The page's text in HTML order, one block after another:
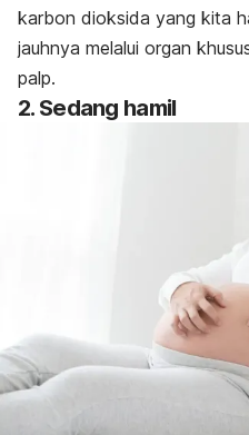
karbon dioksida yang kita
jauhnya melalui organ
palp.
2. Sedang hamil